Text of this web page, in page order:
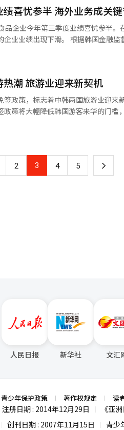
调、洗衣机、电视等，并通过细致
前提供22种订阅服务产品，并正式
管理常务金伊权（音）在今年第三季度业绩
的经验为基础，将订阅事业扩大至
将从2020年的40万亿韩元
业相对来说受经济影响较小，可以
系密不可分，先结婚再生育是不成文
2%之间徘徊。但在2018年首次突破
澳大利亚为36.5%，远远超过韩国。 韩国未婚妈妈
以成为韩国社会改变对非婚生育负
相关的制度支持。为解决这一问题
育子女的增长，应将对这一社会变化
工作环境恶化的行为被视为“职场内
“劳动者”定义。2010年，韩国政府
引发朝野对于艺
的讨论，今后是否会完善劳动法“
集团通过支持优秀中国画家创作、
。 2005年，衣恋集团成立衣恋文化基金会，专注于东
发掘，成为文化传承与创新的推动
入了活力。 位于京畿道坡州的衣恋画廊Heyri【图片来源 衣
得者及113名通过公开征集活动选拔
更多可能性。与此同时，衣恋集团通
。 ▲促进交流：国际舞台上的中韩对话 2024年是中国
流15周年。借此契机，衣恋文化基
两国雕塑艺术的深度对话。在本届
解中国雕塑发展的机会。衣恋画廊
此外，今年8月31日至10月26日，衣恋文化基金会举
的重要桥梁。在传承东方艺术精髓的
喜忧参半 海外业务成关
品企业今年第三季度业绩喜忧参半
电子公示系统的数据，三养食品今年第三
民币22.8亿元），同比增长30.9%；
场的出口比例达45%。 韩国食品行业巨头CJ第一制糖第
比减少1.1%；营业利润为2764亿韩
为1613亿韩元，同比分别减少1.1%
增长5.1%，因此整体降幅较小。特
销
心的中国市场销售额同比下降21%
潮 旅游业迎来新契机
签政策，标志着中韩两国旅游业迎来
将大幅降低韩国游客来华的门槛，进
客实行免签入境政策。在2025年12
签证的时间成本。业界预计，赴华旅
至40岁的年轻游客需求有望明显增加。 为进一步探
——哈拿多乐旅游公司（Hanatour）
兴趣相投的年轻人共同出游的旅游
偏好。赵一商补充道：“未来，我
餐，以更好地满足年轻游客的需求。” 本月8日，
升韩国游客赴华热潮。韩国主
较强。青岛一直是韩国游客的热门
由行，预计将吸引更多韩国散客。
目的地。 自免签政策消息发布以来，韩国各大旅行社赴华
旅游公司Interparktour数据显示，本
相比之下，同期整体跟团游产品的
2 3 4 5 下
人民日报 新华社 文汇
青少年保护政策 著作权规定 读
注册日期 : 2014年12月29日 《亚
创刊日期 : 2007年11月15日 青少